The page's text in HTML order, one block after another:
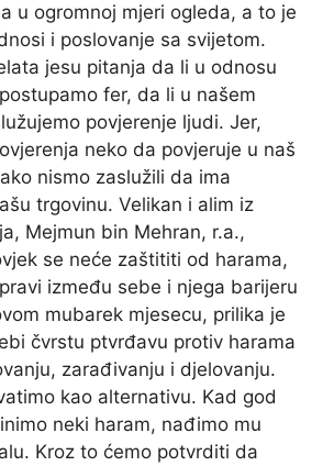
u ogromnoj mjeri ogleda, a to je
i poslovanje sa svijetom.
jesu pitanja da li u odnosu
fer, da li u našem
povjerenje ljudi. Jer,
neko da povjeruje u naš
nismo zaslužili da ima
trgovinu. Velikan i alim iz
Mejmun bin Mehran, r.a.,
se neće zaštititi od harama,
između sebe i njega barijeru
mubarek mjesecu, prilika je
čvrstu ptvrđavu protiv harama
zarađivanju i djelovanju.
kao alternativu. Kad god
neki haram, nađimo mu
Kroz to ćemo potvrditi da